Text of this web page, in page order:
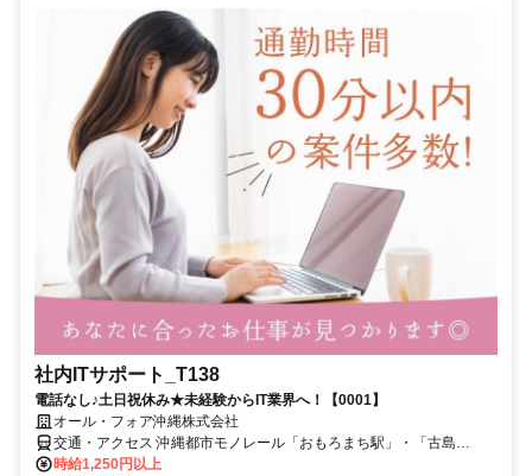
社内ITサポート_T138
電話なし♪土日祝休み★未経験からIT業界へ！【0001】
オール・フォア沖縄株式会社
交通・アクセス 沖縄都市モノレール「おもろまち駅」・「古島
駅」・「牧志駅」
時給1,250円以上